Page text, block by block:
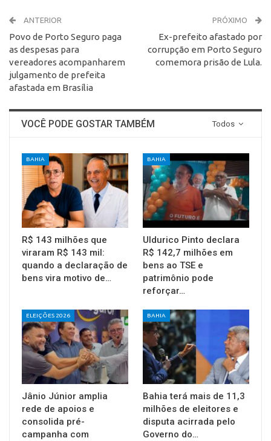
ANTERIOR
Povo de Porto Seguro paga
as despesas para
vereadores acompanharem
julgamento de prefeita
afastada em Brasília
PRÓXIMO
Ex-prefeito afastado por
corrupção em Porto Seguro
comemora prisão de Lula.
Todos
VOCÊ PODE GOSTAR TAMBÉM
BAHIA
R$ 143 milhões que
viraram R$ 143 mil:
quando a declaração de
bens vira motivo de…
BAHIA
Uldurico Pinto declara
R$ 142,7 milhões em
bens ao TSE e
patrimônio pode
reforçar…
ELEIÇÕES 2026
Jânio Júnior amplia
rede de apoios e
consolida pré-
campanha com
BAHIA
Bahia terá mais de 11,3
milhões de eleitores e
disputa acirrada pelo
Governo do…